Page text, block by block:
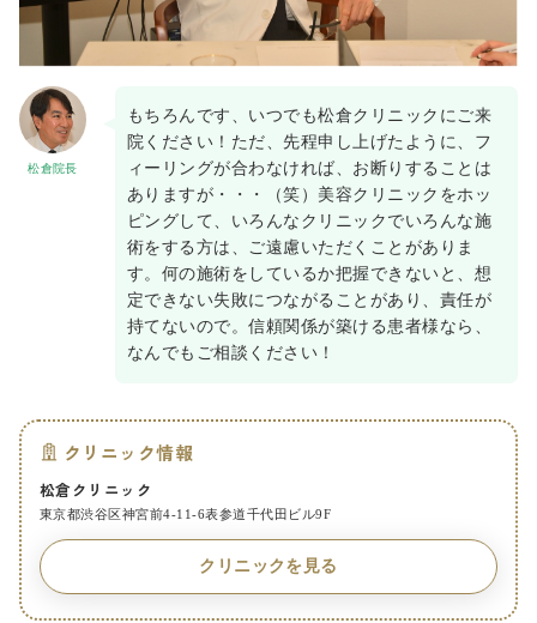
松倉院長
もちろんです、いつでも松倉クリニックにご来
院ください！ただ、先程申し上げたように、フ
ィーリングが合わなければ、お断りすることは
ありますが・・・（笑）美容クリニックをホッ
ピングして、いろんなクリニックでいろんな施
術をする方は、ご遠慮いただくことがありま
す。何の施術をしているか把握できないと、想
定できない失敗につながることがあり、責任が
持てないので。信頼関係が築ける患者様なら、
なんでもご相談ください！
クリニック情報
松倉クリニック
東京都渋谷区神宮前4-11-6表参道千代田ビル9F
クリニックを見る